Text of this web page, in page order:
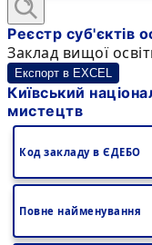
Реєстр суб'єктів
Заклад вищої
Експорт в EXCEL
Київський
мистецтв
Код закладу в ЄДЕБО
Повне найменування